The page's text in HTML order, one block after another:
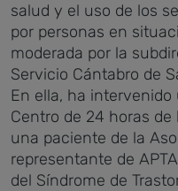
salud y el uso de los
por personas en
moderada por la
Servicio Cántabro de
En ella, ha
Centro de 24 horas
una paciente de la
representante de
del Síndrome de